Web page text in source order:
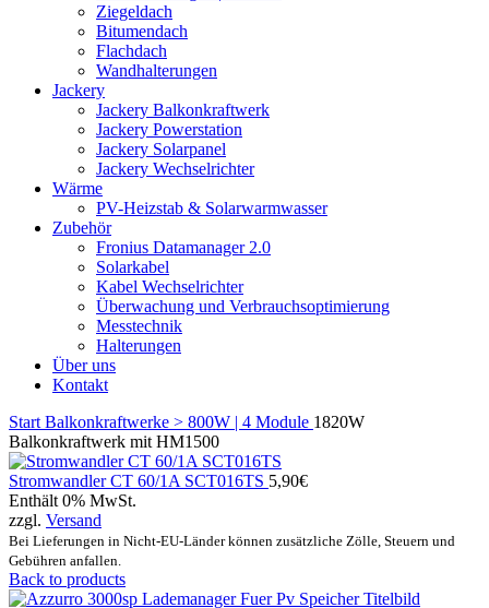
Ziegeldach
Bitumendach
Flachdach
Wandhalterungen
Jackery
Jackery Balkonkraftwerk
Jackery Powerstation
Jackery Solarpanel
Jackery Wechselrichter
Wärme
PV-Heizstab & Solarwarmwasser
Zubehör
Fronius Datamanager 2.0
Solarkabel
Kabel Wechselrichter
Überwachung und Verbrauchsoptimierung
Messtechnik
Halterungen
Über uns
Kontakt
Start Balkonkraftwerke > 800W | 4 Module 1820W
Balkonkraftwerk mit HM1500
Stromwandler CT 60/1A SCT016TS 5,90€
Enthält 0% MwSt.
zzgl. Versand
Bei Lieferungen in Nicht-EU-Länder können zusätzliche Zölle, Steuern und
Gebühren anfallen.
Back to products